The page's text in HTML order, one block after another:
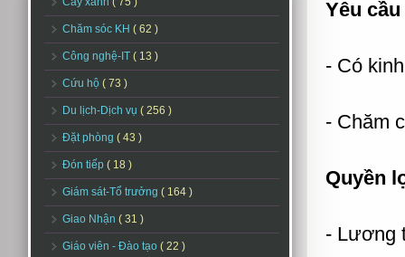
Chăm sóc KH ( 62 )
Công nghệ-IT ( 13 )
Cứu hộ ( 73 )
Du lịch-Dịch vụ ( 256 )
Đặt phòng ( 43 )
Đón tiếp ( 18 )
Giám sát-Tổ trưởng ( 164 )
Giao Nhận ( 31 )
Giáo viên - Đào tạo ( 22 )
Yêu
- Có
- Chăm
Quyền
- Lương